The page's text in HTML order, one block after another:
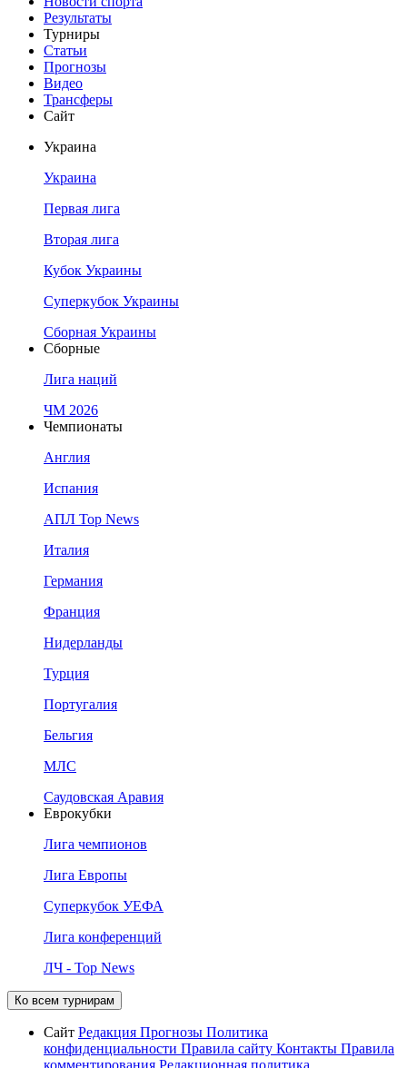
Результаты
Турниры
Статьи
Прогнозы
Видео
Трансферы
Сайт
Украина
Украина
Первая лига
Вторая лига
Кубок Украины
Суперкубок Украины
Сборная Украины
Сборные
Лига наций
ЧМ 2026
Чемпионаты
Англия
Испания
АПЛ Top News
Италия
Германия
Франция
Нидерланды
Турция
Португалия
Бельгия
МЛС
Саудовская Аравия
Еврокубки
Лига чемпионов
Лига Европы
Суперкубок УЕФА
Лига конференций
ЛЧ - Top News
Ко всем турнирам
Сайт Редакция Прогнозы Политика
конфиденциальности Правила сайту Контакты Правила
комментирования Редакционная политика